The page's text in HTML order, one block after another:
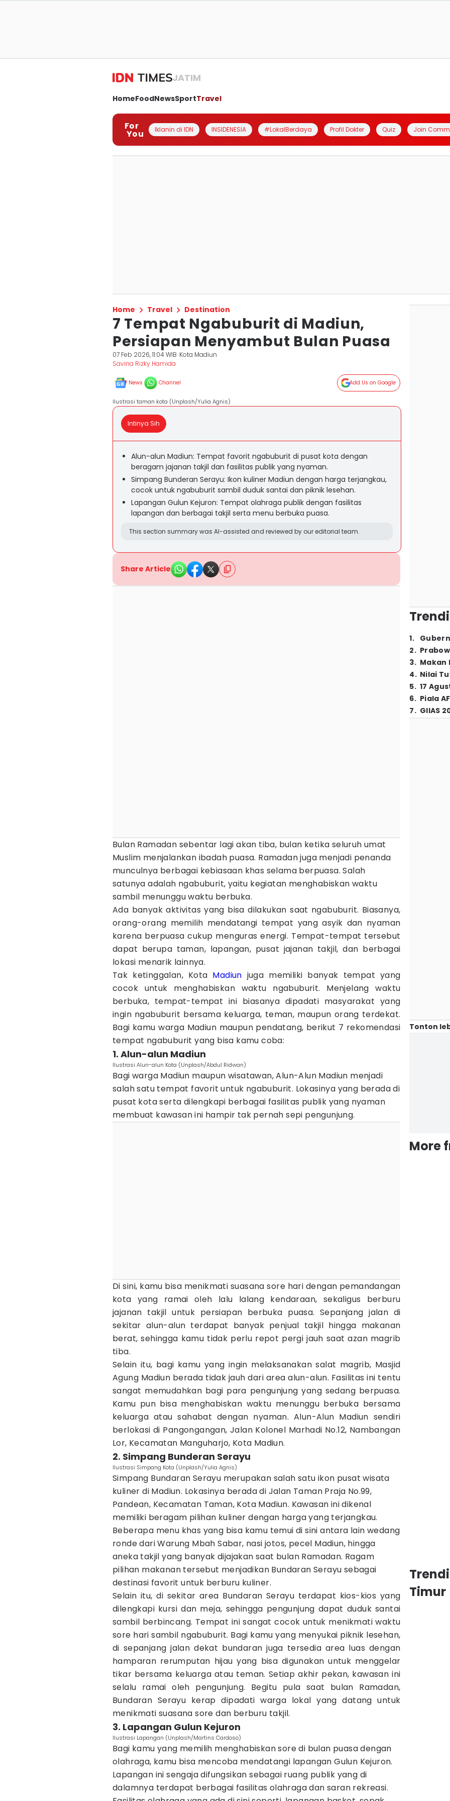
JATIM
HomeFoodNewsSportTravel
For
You Iklanin di IDN INSIDENESIA #LokalBerdaya Profil Dokter Quiz Join
Home Travel Destination
7 Tempat Ngabuburit di Madiun,
Persiapan Menyambut Bulan Puasa
07 Feb 2026, 11:04 WIB Kota Madiun
Savina Rizky Hamida
News Channel Add Us on Google
Ilustrasi taman kota (Unplash/Yulia Agnis)
Intinya Sih
Alun-alun Madiun: Tempat favorit ngabuburit di pusat kota dengan
beragam jajanan takjil dan fasilitas publik yang nyaman.
Simpang Bunderan Serayu: Ikon kuliner Madiun dengan harga terjangkau,
cocok untuk ngabuburit sambil duduk santai dan piknik lesehan.
Lapangan Gulun Kejuron: Tempat olahraga publik dengan fasilitas
lapangan dan berbagai takjil serta menu berbuka puasa.
This section summary was AI-assisted and reviewed by our editorial team.
Share Article
Bulan Ramadan sebentar lagi akan tiba, bulan ketika seluruh umat
Muslim menjalankan ibadah puasa. Ramadan juga menjadi penanda
munculnya berbagai kebiasaan khas selama berpuasa. Salah
satunya adalah ngabuburit, yaitu kegiatan menghabiskan waktu
sambil menunggu waktu berbuka.
Ada banyak aktivitas yang bisa dilakukan saat ngabuburit. Biasanya,
orang-orang memilih mendatangi tempat yang asyik dan nyaman
karena berpuasa cukup menguras energi. Tempat-tempat tersebut
dapat berupa taman, lapangan, pusat jajanan takjil, dan berbagai
lokasi menarik lainnya.
Tak ketinggalan, Kota Madiun juga memiliki banyak tempat yang
cocok untuk menghabiskan waktu ngabuburit. Menjelang waktu
berbuka, tempat-tempat ini biasanya dipadati masyarakat yang
ingin ngabuburit bersama keluarga, teman, maupun orang terdekat.
Bagi kamu warga Madiun maupun pendatang, berikut 7 rekomendasi
tempat ngabuburit yang bisa kamu coba:
1. Alun-alun Madiun
Ilustrasi Alun-alun Kota (Unplash/Abdul Ridwan)
Bagi warga Madiun maupun wisatawan, Alun-Alun Madiun menjadi
salah satu tempat favorit untuk ngabuburit. Lokasinya yang berada di
pusat kota serta dilengkapi berbagai fasilitas publik yang nyaman
membuat kawasan ini hampir tak pernah sepi pengunjung.
Di sini, kamu bisa menikmati suasana sore hari dengan pemandangan
kota yang ramai oleh lalu lalang kendaraan, sekaligus berburu
jajanan takjil untuk persiapan berbuka puasa. Sepanjang jalan di
sekitar alun-alun terdapat banyak penjual takjil hingga makanan
berat, sehingga kamu tidak perlu repot pergi jauh saat azan magrib
tiba.
Selain itu, bagi kamu yang ingin melaksanakan salat magrib, Masjid
Agung Madiun berada tidak jauh dari area alun-alun. Fasilitas ini tentu
sangat memudahkan bagi para pengunjung yang sedang berpuasa.
Kamu pun bisa menghabiskan waktu menunggu berbuka bersama
keluarga atau sahabat dengan nyaman. Alun-Alun Madiun sendiri
berlokasi di Pangongangan, Jalan Kolonel Marhadi No.12, Nambangan
Lor, Kecamatan Manguharjo, Kota Madiun.
2. Simpang Bunderan Serayu
Ilustrasi Simpang Kota (Unplash/Yulia Agnis)
Simpang Bundaran Serayu merupakan salah satu ikon pusat wisata
kuliner di Madiun. Lokasinya berada di Jalan Taman Praja No.99,
Pandean, Kecamatan Taman, Kota Madiun. Kawasan ini dikenal
memiliki beragam pilihan kuliner dengan harga yang terjangkau.
Beberapa menu khas yang bisa kamu temui di sini antara lain wedang
ronde dari Warung Mbah Sabar, nasi jotos, pecel Madiun, hingga
aneka takjil yang banyak dijajakan saat bulan Ramadan. Ragam
pilihan makanan tersebut menjadikan Bundaran Serayu sebagai
destinasi favorit untuk berburu kuliner.
Selain itu, di sekitar area Bundaran Serayu terdapat kios-kios yang
dilengkapi kursi dan meja, sehingga pengunjung dapat duduk santai
sambil berbincang. Tempat ini sangat cocok untuk menikmati waktu
sore hari sambil ngabuburit. Bagi kamu yang menyukai piknik lesehan,
di sepanjang jalan dekat bundaran juga tersedia area luas dengan
hamparan rerumputan hijau yang bisa digunakan untuk menggelar
tikar bersama keluarga atau teman. Setiap akhir pekan, kawasan ini
selalu ramai oleh pengunjung. Begitu pula saat bulan Ramadan,
Bundaran Serayu kerap dipadati warga lokal yang datang untuk
menikmati suasana sore dan berburu takjil.
3. Lapangan Gulun Kejuron
Ilustrasi Lapangan (Unplash/Martins Cardoso)
Bagi kamu yang memilih menghabiskan sore di bulan puasa dengan
olahraga, kamu bisa mencoba mendatangi lapangan Gulun Kejuron.
Lapangan ini sengaja difungsikan sebagai ruang publik yang di
dalamnya terdapat berbagai fasilitas olahraga dan saran rekreasi.
1.
2.
3. Makan
4. Nilai
5. 17
6. Piala
7. GIIAS
Tonton
More
Timur